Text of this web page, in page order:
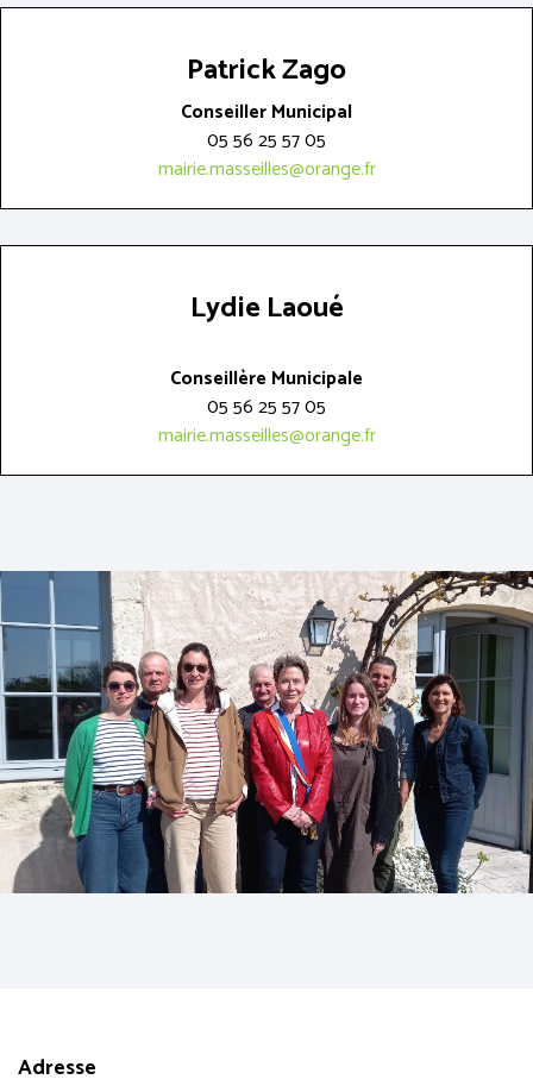
Patrick Zago
Conseiller Municipal
05 56 25 57 05
mairie.masseilles@orange.fr
Lydie Laoué
Conseillère Municipale
05 56 25 57 05
mairie.masseilles@orange.fr
Adresse